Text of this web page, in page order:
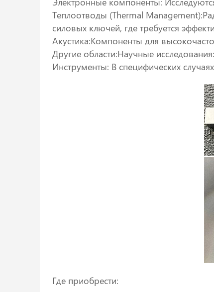
Теплоотводы (Thermal
силовых ключей, где требуется
Акустика:Компоненты для
Другие области:Научные
Инструменты: В специфических
Где приобрести: